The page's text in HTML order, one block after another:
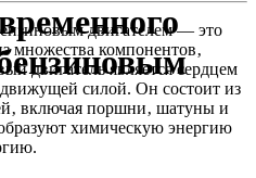
двигателем — это
множества компонентов‚
двигатель является сердцем
движущей силой. Он состоит из
включая поршни‚ шатуны и
химическую энергию